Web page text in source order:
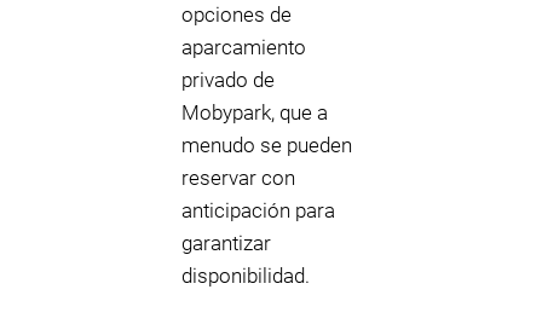
opciones de
aparcamiento
privado de
Mobypark, que a
menudo se pueden
reservar con
anticipación para
garantizar
disponibilidad.